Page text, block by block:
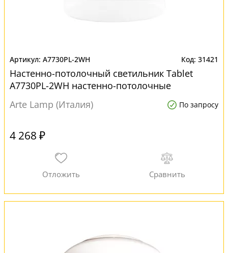
A7730PL-2WH 31421
Настенно-потолочный светильник Tablet
A7730PL-2WH настенно-потолочные
Arte Lamp (Италия)
По запросу
4 268 ₽